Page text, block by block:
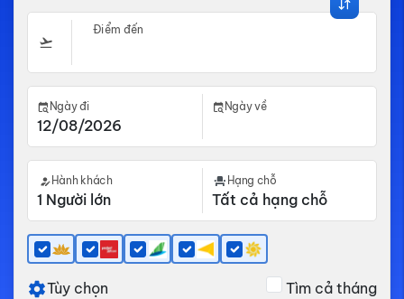
Điểm đến
Ngày đi Ngày về
Hành khách Hạng chỗ
Tùy chọn Tìm cả tháng